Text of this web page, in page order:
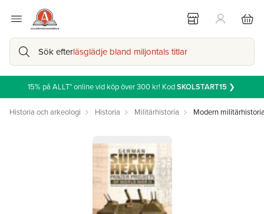
Sök efterläsglädje bland miljontals titlar
15% på ALLT* online vid köp över 300 kr! KodSKOLSTART15❯
Historia och arkeologi Historia Militärhistoria Modern